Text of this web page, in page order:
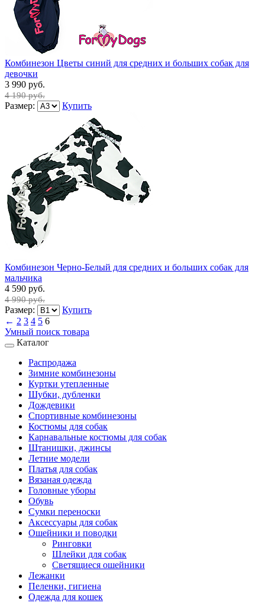
Комбинезон Цветы синий для средних и больших собак для
девочки
3 990 руб.
4 190 руб.
Размер: Купить
Комбинезон Черно-Белый для средних и больших собак для
мальчика
4 590 руб.
4 990 руб.
Размер:
Купить
← 2 3 4 5 6
Умный поиск товара
Каталог
Распродажа
Зимние комбинезоны
Куртки утепленные
Шубки, дубленки
Дождевики
Спортивные комбинезоны
Костюмы для собак
Карнавальные костюмы для собак
Штанишки, джинсы
Летние модели
Платья для собак
Вязаная одежда
Головные уборы
Обувь
Сумки переноски
Аксессуары для собак
Ошейники и поводки
Ринговки
Шлейки для собак
Светящиеся ошейники
Лежанки
Пеленки, гигиена
Одежда для кошек